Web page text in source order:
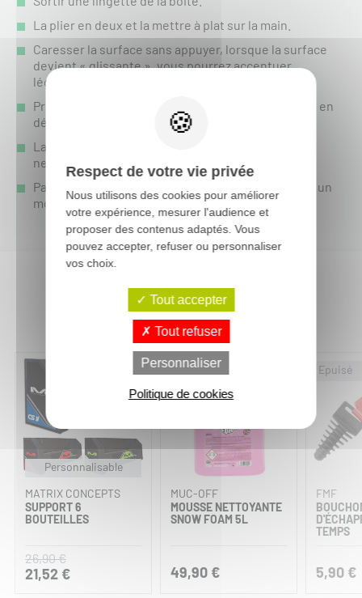
La plier en deux et la mettre à plat sur la main.
Caresser la surface sans appuyer, lorsque la surface
devient « glissante », vous pourrez accentuer
légèrement la pression.
Procéder toujours par petite surface, sans frotter, en
décrivant de légers cercles.
La Vulcanet emprisonne les particules, tout en
nettoyant et appliquant un film sur la surface.
Passer ensuite le chiffon en microfibre, en faisant un
mouvement rapide et circulaire sans appuyer.
Vous aimerez aussi :
-20%
Personnalisable
MATRIX CONCEPTS
SUPPORT 6
BOUTEILLES
26,90 €
21,52 €
MUC-OFF
MOUSSE NETTOYANTE
SNOW FOAM 5L
49,90 €
FMF
TEMPS
5,90 €
Respect de votre vie privée
Nous utilisons des cookies pour améliorer
votre expérience, mesurer l'audience et
proposer des contenus adaptés. Vous
pouvez accepter, refuser ou personnaliser
vos choix.
Tout accepter
Tout refuser
Personnaliser
Politique de cookies